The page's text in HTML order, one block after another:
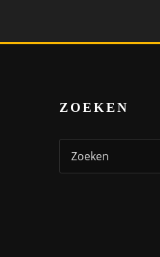
ZOEKEN